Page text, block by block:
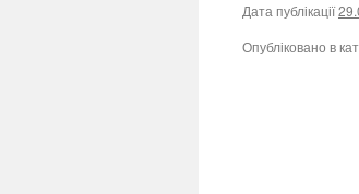
Дата публікації
Опубліковано в